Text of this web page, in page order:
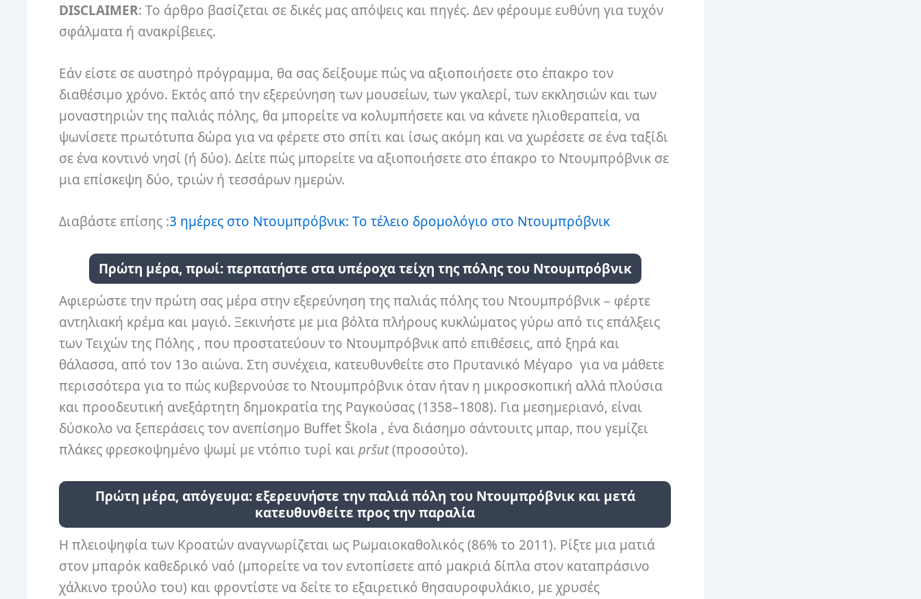
DISCLAIMER: Το άρθρο βασίζεται σε δικές μας απόψεις και πηγές. Δεν φέρουμε ευθύνη για τυχόν
σφάλματα ή ανακρίβειες.
Εάν είστε σε αυστηρό πρόγραμμα, θα σας δείξουμε πώς να αξιοποιήσετε στο έπακρο τον
διαθέσιμο χρόνο. Εκτός από την εξερεύνηση των μουσείων, των γκαλερί, των εκκλησιών και των
μοναστηριών της παλιάς πόλης, θα μπορείτε να κολυμπήσετε και να κάνετε ηλιοθεραπεία, να
ψωνίσετε πρωτότυπα δώρα για να φέρετε στο σπίτι και ίσως ακόμη και να χωρέσετε σε ένα ταξίδι
σε ένα κοντινό νησί (ή δύο). Δείτε πώς μπορείτε να αξιοποιήσετε στο έπακρο το Ντουμπρόβνικ σε
μια επίσκεψη δύο, τριών ή τεσσάρων ημερών.
Διαβάστε επίσης :3 ημέρες στο Ντουμπρόβνικ: Το τέλειο δρομολόγιο στο Ντουμπρόβνικ
Πρώτη μέρα, πρωί: περπατήστε στα υπέροχα τείχη της πόλης του Ντουμπρόβνικ
Αφιερώστε την πρώτη σας μέρα στην εξερεύνηση της παλιάς πόλης του Ντουμπρόβνικ – φέρτε
αντηλιακή κρέμα και μαγιό. Ξεκινήστε με μια βόλτα πλήρους κυκλώματος γύρω από τις επάλξεις
των Τειχών της Πόλης , που προστατεύουν το Ντουμπρόβνικ από επιθέσεις, από ξηρά και
θάλασσα, από τον 13ο αιώνα. Στη συνέχεια, κατευθυνθείτε στο Πρυτανικό Μέγαρο για να μάθετε
περισσότερα για το πώς κυβερνούσε το Ντουμπρόβνικ όταν ήταν η μικροσκοπική αλλά πλούσια
και προοδευτική ανεξάρτητη δημοκρατία της Ραγκούσας (1358–1808). Για μεσημεριανό, είναι
δύσκολο να ξεπεράσεις τον ανεπίσημο Buffet Škola , ένα διάσημο σάντουιτς μπαρ, που γεμίζει
πλάκες φρεσκοψημένο ψωμί με ντόπιο τυρί και pršut(προσούτο).
Πρώτη μέρα, απόγευμα: εξερευνήστε την παλιά πόλη του Ντουμπρόβνικ και μετά
κατευθυνθείτε προς την παραλία
Η πλειοψηφία των Κροατών αναγνωρίζεται ως Ρωμαιοκαθολικός (86% το 2011). Ρίξτε μια ματιά
στον μπαρόκ καθεδρικό ναό (μπορείτε να τον εντοπίσετε από μακριά δίπλα στον καταπράσινο
χάλκινο τρούλο του) και φροντίστε να δείτε το εξαιρετικό θησαυροφυλάκιο, με χρυσές